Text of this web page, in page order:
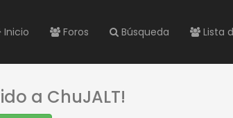
Inicio Foros Búsqueda Lista
a ChuJALT!